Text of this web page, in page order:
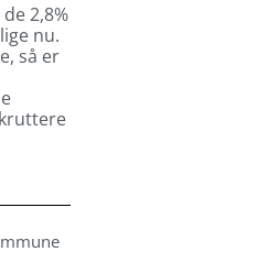
2,8%
nu.
så er